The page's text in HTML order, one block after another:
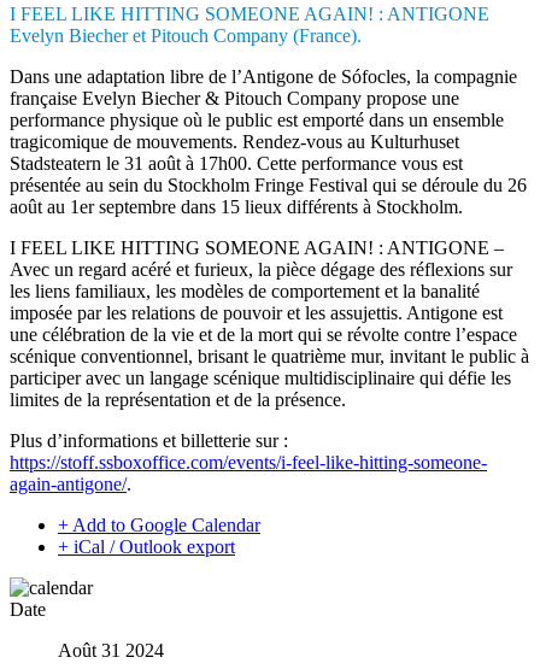
I FEEL LIKE HITTING SOMEONE AGAIN! : ANTIGONE
Evelyn Biecher et Pitouch Company (France).
Dans une adaptation libre de l’Antigone de Sófocles, la compagnie
française Evelyn Biecher & Pitouch Company propose une
performance physique où le public est emporté dans un ensemble
tragicomique de mouvements. Rendez-vous au Kulturhuset
Stadsteatern le 31 août à 17h00. Cette performance vous est
présentée au sein du Stockholm Fringe Festival qui se déroule du 26
août au 1er septembre dans 15 lieux différents à Stockholm.
I FEEL LIKE HITTING SOMEONE AGAIN! : ANTIGONE –
Avec un regard acéré et furieux, la pièce dégage des réflexions sur
les liens familiaux, les modèles de comportement et la banalité
imposée par les relations de pouvoir et les assujettis. Antigone est
une célébration de la vie et de la mort qui se révolte contre l’espace
scénique conventionnel, brisant le quatrième mur, invitant le public à
participer avec un langage scénique multidisciplinaire qui défie les
limites de la représentation et de la présence.
Plus d’informations et billetterie sur :
https://stoff.ssboxoffice.com/events/i-feel-like-hitting-someone-
again-antigone/.
+ Add to Google Calendar
+ iCal / Outlook export
Date
Août 31 2024